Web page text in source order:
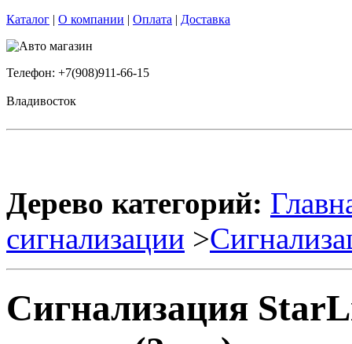
Каталог | О компании | Оплата | Доставка
Телефон: +7(908)911-66-15
Владивосток
Дерево категорий:
сигнализации >
Сигнализация